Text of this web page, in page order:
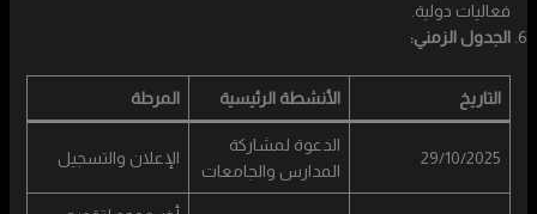
فعاليات دولية.
الجدول الزمني:
التاريخ الأنشطة الرئيسية المرحلة
29/10/2025
الدعوة لمشاركة
المدارس والجامعات
الإعلان والتسجيل